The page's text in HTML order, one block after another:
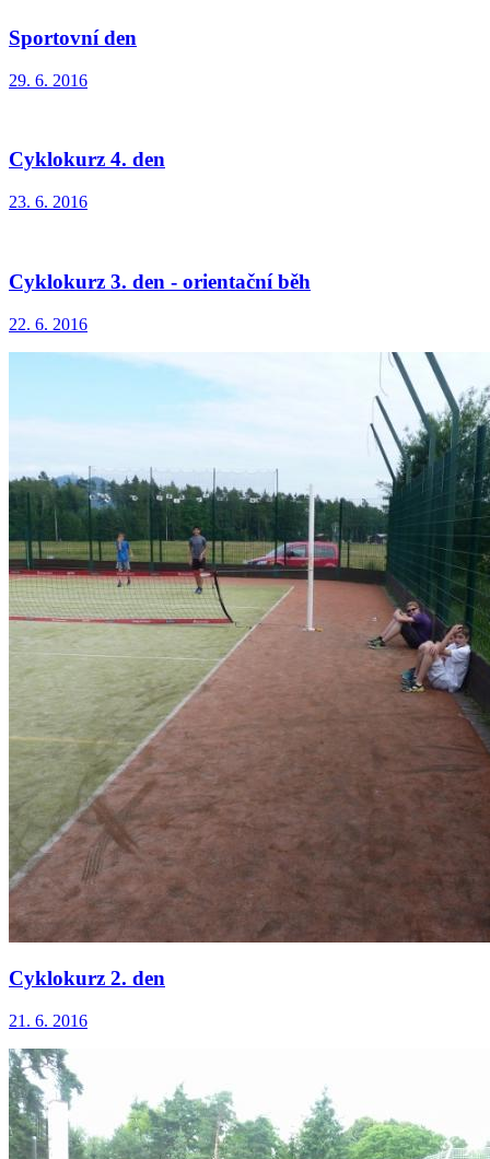
Sportovní den
29. 6. 2016
Cyklokurz 4. den
23. 6. 2016
Cyklokurz 3. den - orientační běh
22. 6. 2016
Cyklokurz 2. den
21. 6. 2016